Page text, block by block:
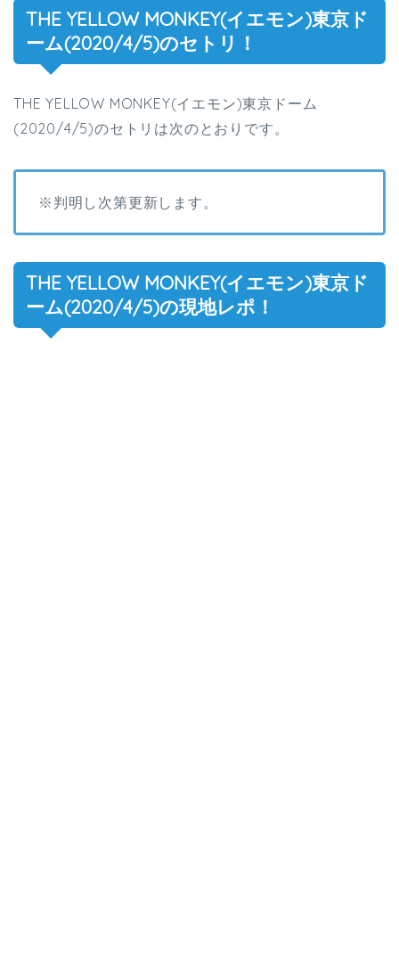
THE YELLOW MONKEY(イエモン)東京ド
ーム(2020/4/5)のセトリ！
THE YELLOW MONKEY(イエモン)東京ドーム
(2020/4/5)のセトリは次のとおりです。
※判明し次第更新します。
THE YELLOW MONKEY(イエモン)東京ド
ーム(2020/4/5)の現地レポ！